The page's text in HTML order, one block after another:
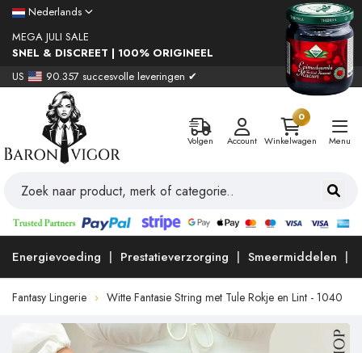
Nederlands
MEGA JULI SALE
SNEL & DISCREET | 100% ORIGINEEL
US
90.357 succesvolle leveringen ✔
Volgen Account
0
Winkelwagen
Menu
Energievoeding Prestatieverzorging Smeermiddelen
Fantasy Lingerie Witte Fantasie String met Tule Rokje en Lint - 1040